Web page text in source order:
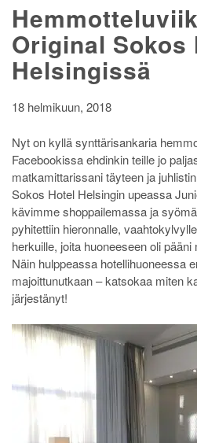
Original Sokos
Helsingissä
18 helmikuun, 2018
Nyt on kyllä synttärisankaria
Facebookissa ehdinkin teille jo
matkamittarissani täyteen ja
Sokos Hotel Helsingin upeassa
kävimme shoppailemassa ja
pyhitettiin hieronnalle,
herkuille, joita huoneeseen oli
Näin hulppeassa hotellihuoneessa
majoittunutkaan – katsokaa miten
järjestänyt!